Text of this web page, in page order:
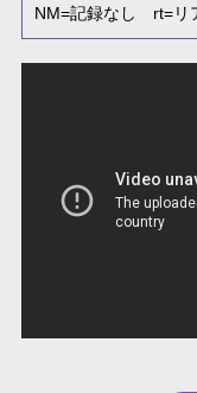
NM=記録なし rt=リ